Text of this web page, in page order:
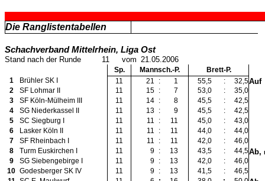
Die Ranglistentabellen
Schachverband Mittelrhein, Liga Ost
Stand nach der Runde 11 vom 21.05.2006
Sp. Mannsch.-P.
Brett-P.
1
Brühler SK I 11 21 : 1 55,5 : 32,5Auf
2 SF Lohmar II 11 15 : 7 53,0 :
35,0
3
SF Köln-Mülheim III 11 14 : 8 45,5 :
42,5
4
SG Niederkassel II 11 13 : 9 45,5 :
42,5
5
SC Siegburg I 11 11 : 11 45,0 :
43,0
6
Lasker Köln II 11 11 : 11 44,0 :
44,0
7
SF Rheinbach I 11 11 : 11 42,0 :
46,0
8
Turm Euskirchen I 11 9 : 13 43,5 : 44,5Ab,
9 SG Siebengebirge I 11 9 : 13 42,0 :
46,0
10 Godesberger SK IV 11 9 : 13 41,5 :
46,5